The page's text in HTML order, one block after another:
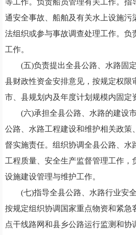
通安全事故、船舶及有关水上设施污
法组织或参与事故调查处理工作。负
工作。
(五)负责提出全县公路、水路固
县财政性资金安排意见，按规定权限
市、县规划内及年度计划规模内固定
(六)承担全县公路、水路的建设
公路、水路工程建设和维护相关政策
督实施责任。组织协调全县公路、水
工程质量、安全生产监督管理工作，
设施建设管理与维护工作。
(七)指导全县公路、水路行业安
按规定组织协调国家重点物资和紧急
点干线路网和县乡公路运行监测和协